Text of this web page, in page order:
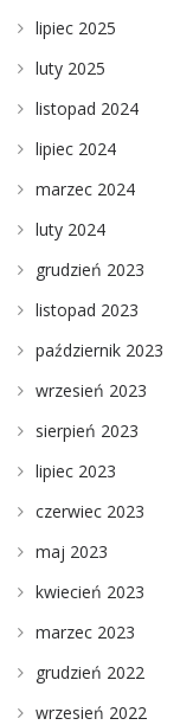
lipiec 2025
luty 2025
listopad 2024
lipiec 2024
marzec 2024
luty 2024
grudzień 2023
listopad 2023
październik 2023
wrzesień 2023
sierpień 2023
lipiec 2023
czerwiec 2023
maj 2023
kwiecień 2023
marzec 2023
grudzień 2022
wrzesień 2022